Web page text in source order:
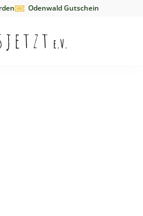
Odenwald Gutschein